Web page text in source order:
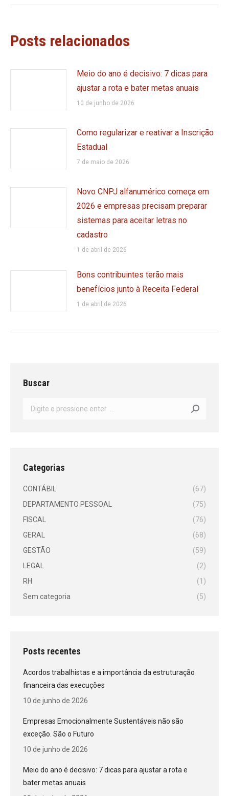
Posts relacionados
Meio do ano é decisivo: 7 dicas para
ajustar a rota e bater metas anuais
10 de junho de 2026
Como regularizar e reativar a Inscrição
Estadual
7 de maio de 2026
Novo CNPJ alfanumérico começa em
2026 e empresas precisam preparar
sistemas para aceitar letras no
cadastro
1 de abril de 2026
Bons contribuintes terão mais
benefícios junto à Receita Federal
1 de abril de 2026
Buscar
Categorias
CONTÁBIL
(67)
DEPARTAMENTO PESSOAL
(75)
FISCAL
(76)
GERAL
(68)
GESTÃO
(59)
LEGAL
(2)
RH
(1)
Sem categoria
(5)
Posts recentes
Acordos trabalhistas e a importância da estruturação
financeira das execuções
10 de junho de 2026
Empresas Emocionalmente Sustentáveis não são
exceção. São o Futuro
10 de junho de 2026
Meio do ano é decisivo: 7 dicas para ajustar a rota e
bater metas anuais